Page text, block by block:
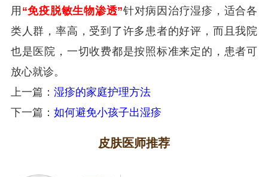
用 “免疫脱敏生物渗透”针对病因治疗湿疹，适合各
类人群，率高，受到了许多患者的好评，而且我院
也是医院，一切收费都是按照标准来定的，患者可
放心就诊。
上一篇： 湿疹的家庭护理方法
下一篇： 如何避免小孩子出湿疹
皮肤医师推荐